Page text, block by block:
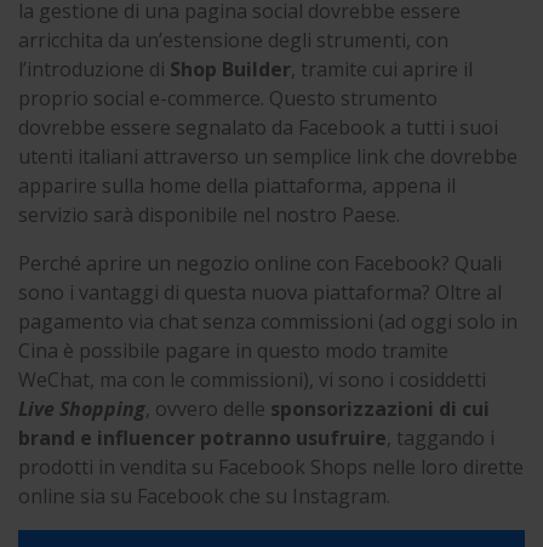
la gestione di una pagina social dovrebbe essere
arricchita da un’estensione degli strumenti, con
l’introduzione di Shop Builder, tramite cui aprire il
proprio social e-commerce. Questo strumento
dovrebbe essere segnalato da Facebook a tutti i suoi
utenti italiani attraverso un semplice link che dovrebbe
apparire sulla home della piattaforma, appena il
servizio sarà disponibile nel nostro Paese.
Perché aprire un negozio online con Facebook? Quali
sono i vantaggi di questa nuova piattaforma? Oltre al
pagamento via chat senza commissioni (ad oggi solo in
Cina è possibile pagare in questo modo tramite
WeChat, ma con le commissioni), vi sono i cosiddetti
Live Shopping, ovvero delle sponsorizzazioni di cui
brand e influencer potranno usufruire, taggando i
prodotti in vendita su Facebook Shops nelle loro dirette
online sia su Facebook che su Instagram.